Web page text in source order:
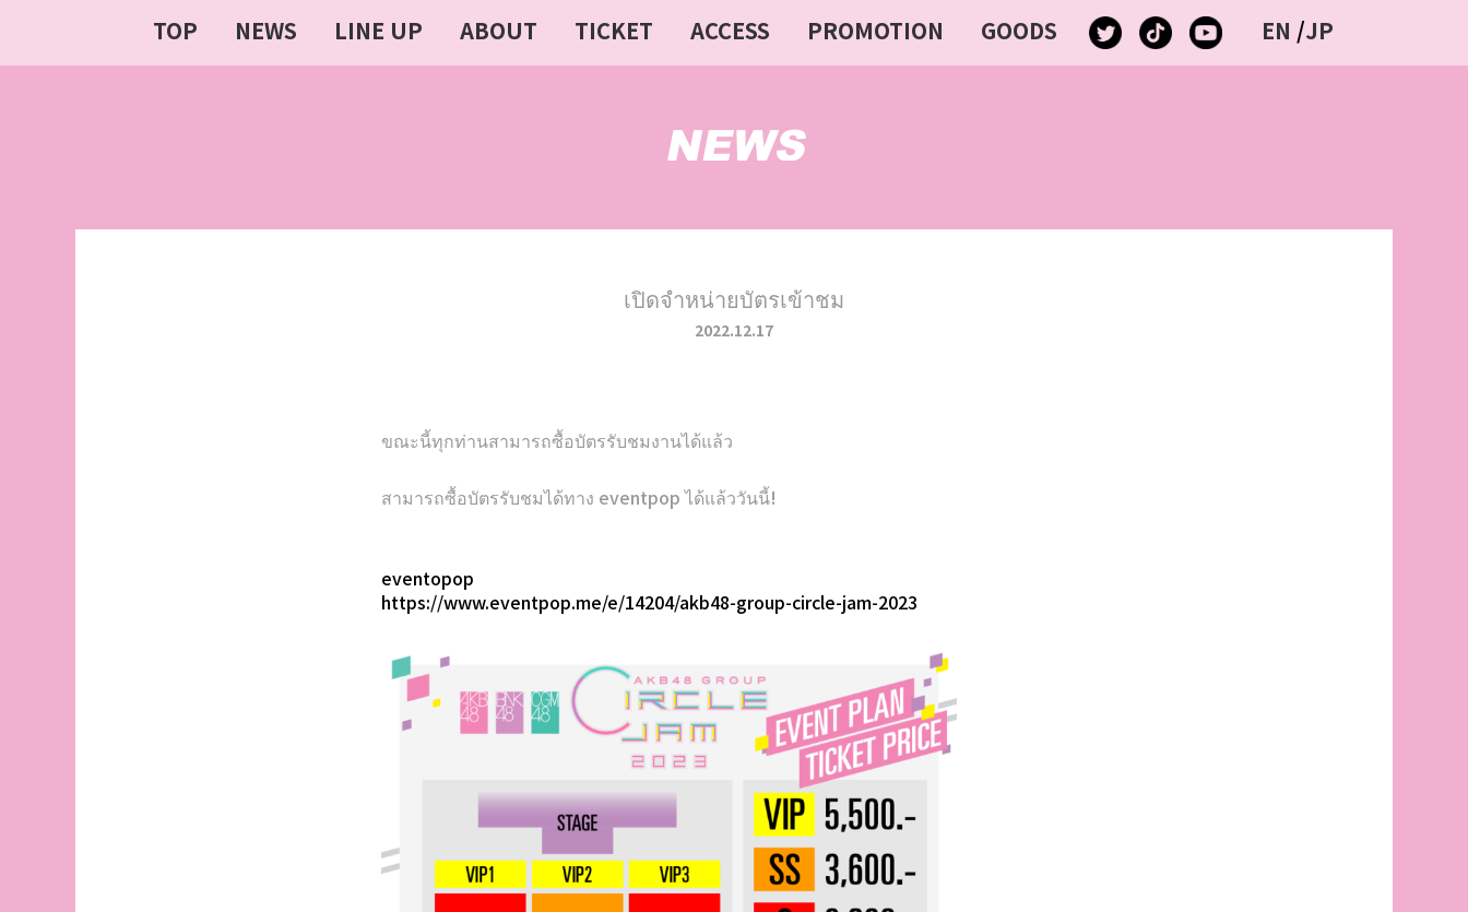
TOP NEWS LINE UP ABOUT TICKET ACCESS PROMOTION GOODS EN /JP
เปิดจำหน่ายบัตรเข้าชม
2022.12.17
ขณะนี้ทุกท่านสามารถซื้อบัตรรับชมงานได้แล้ว
สามารถซื้อบัตรรับชมได้ทาง eventpop ได้แล้ววันนี้!
eventopop
https://www.eventpop.me/e/14204/akb48-group-circle-jam-2023